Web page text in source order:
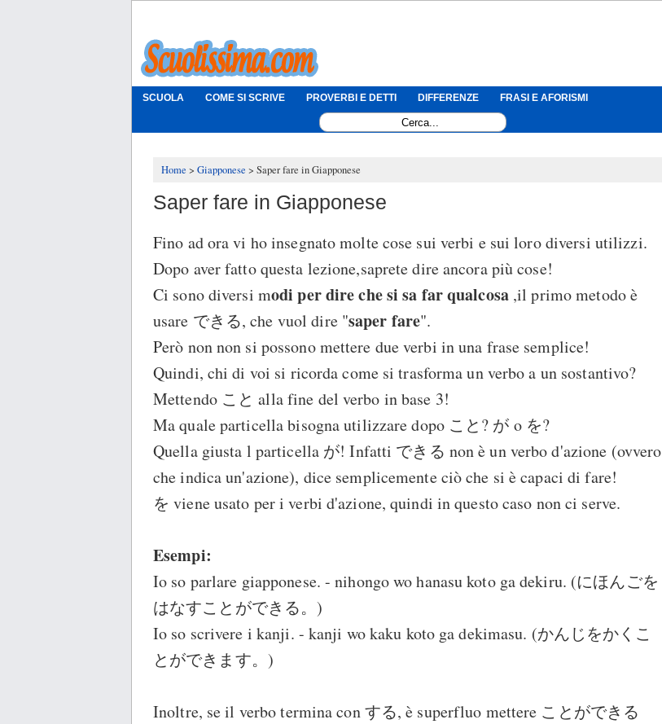
SCUOLA COME SI SCRIVE PROVERBI E DETTI DIFFERENZE FRASI E AFORISMI
Home Giapponese Saper fare in Giapponese
Saper fare in Giapponese
Fino ad ora vi ho insegnato molte cose sui verbi e sui loro diversi utilizzi.
Dopo aver fatto questa lezione,saprete dire ancora più cose!
Ci sono diversi modi per dire che si sa far qualcosa,il primo metodo è
usare できる, che vuol dire "saper fare".
Però non non si possono mettere due verbi in una frase semplice!
Quindi, chi di voi si ricorda come si trasforma un verbo a un sostantivo?
Mettendo こと alla fine del verbo in base 3!
Ma quale particella bisogna utilizzare dopo こと? が o を?
Quella giusta l particella が! Infatti できる non è un verbo d'azione (ovvero
che indica un'azione), dice semplicemente ciò che si è capaci di fare!
を viene usato per i verbi d'azione, quindi in questo caso non ci serve.
Esempi:
Io so parlare giapponese. - nihongo wo hanasu koto ga dekiru. (にほんごを
はなすことができる。)
Io so scrivere i kanji. - kanji wo kaku koto ga dekimasu. (かんじをかくこ
とができます。)
Inoltre, se il verbo termina con する, è superfluo mettere ことができる